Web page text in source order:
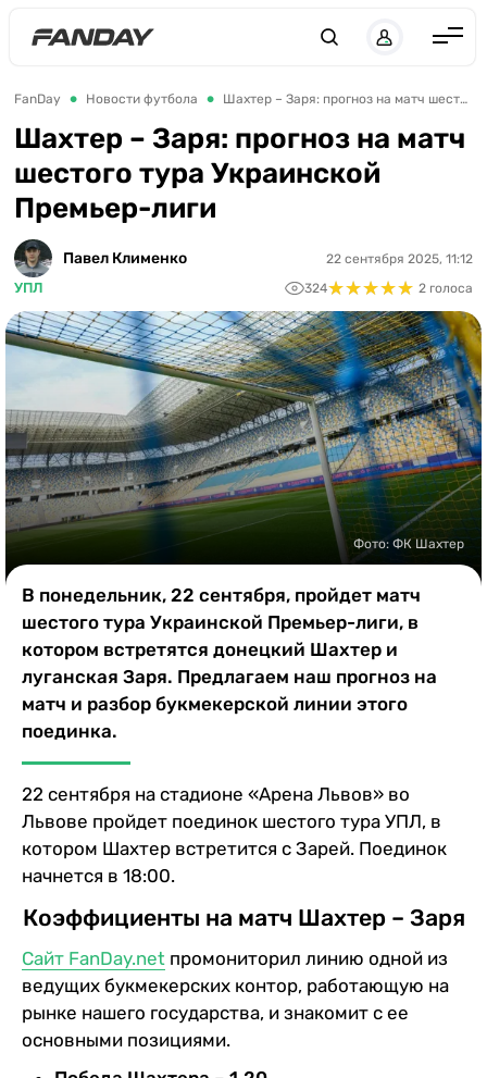
Англия
Испания
Германия
Франция
Украина
ЛЧ
ЛЕ
ЧЕ-2028
Букмекеры
Казино
FanDay Новости футбола Шахтер – Заря: прогноз на матч шестого тура Украинской Премьер-лиги
Шахтер – Заря: прогноз на матч
шестого тура Украинской
Премьер-лиги
Павел Клименко
УПЛ
22 сентября 2025, 11:12
324★★★★★
★★★★★ 2 голоса
Фото: ФК Шахтер
В понедельник, 22 сентября, пройдет матч
шестого тура Украинской Премьер-лиги, в
котором встретятся донецкий Шахтер и
луганская Заря. Предлагаем наш прогноз на
матч и разбор букмекерской линии этого
поединка.
22 сентября на стадионе «Арена Львов» во
Львове пройдет поединок шестого тура УПЛ, в
котором Шахтер встретится с Зарей. Поединок
начнется в 18:00.
Коэффициенты на матч Шахтер – Заря
Сайт FanDay.net промониторил линию одной из
ведущих букмекерских контор, работающую на
рынке нашего государства, и знакомит с ее
основными позициями.